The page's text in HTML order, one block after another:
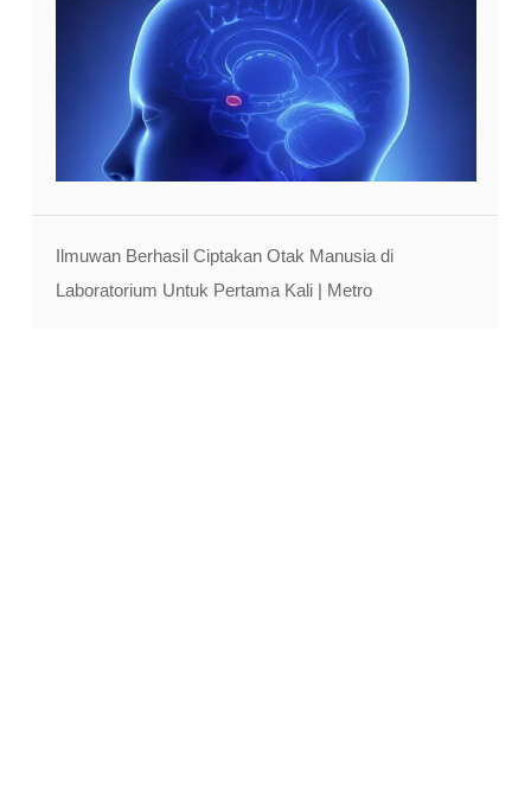
Ilmuwan Berhasil Ciptakan Otak Manusia di
Laboratorium Untuk Pertama Kali | Metro